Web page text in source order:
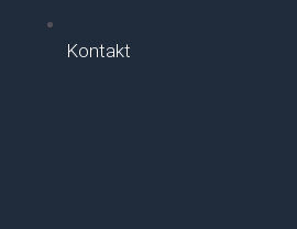
Kontakt